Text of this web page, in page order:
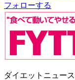
フォローする
ダイエットニュー